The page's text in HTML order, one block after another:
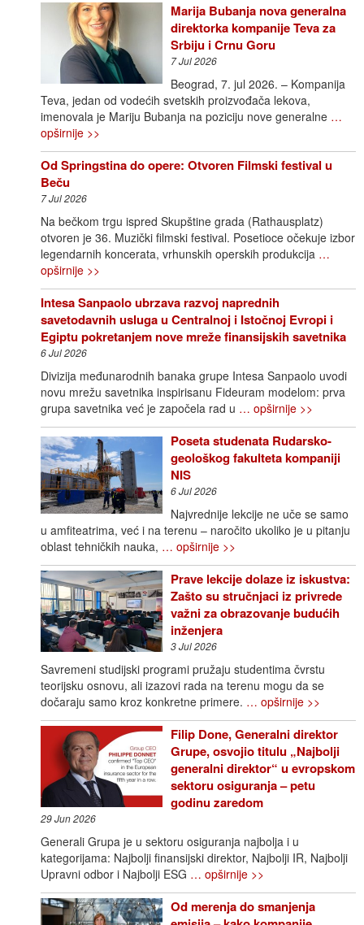
Marija Bubanja nova generalna
direktorka kompanije Teva za
Srbiju i Crnu Goru
7 Jul 2026
Beograd, 7. jul 2026. – Kompanija
Teva, jedan od vodećih svetskih proizvođača lekova,
imenovala je Mariju Bubanja na poziciju nove generalne …
opširnije >>
Od Springstina do opere: Otvoren Filmski festival u
Beču
7 Jul 2026
Na bečkom trgu ispred Skupštine grada (Rathausplatz)
otvoren je 36. Muzički filmski festival. Posetioce očekuje izbor
legendarnih koncerata, vrhunskih operskih produkcija …
opširnije >>
Intesa Sanpaolo ubrzava razvoj naprednih
savetodavnih usluga u Centralnoj i Istočnoj Evropi i
Egiptu pokretanjem nove mreže finansijskih savetnika
6 Jul 2026
Divizija međunarodnih banaka grupe Intesa Sanpaolo uvodi
novu mrežu savetnika inspirisanu Fideuram modelom: prva
grupa savetnika već je započela rad u … opširnije >>
Poseta studenata Rudarsko-
geološkog fakulteta kompaniji
NIS
6 Jul 2026
Najvrednije lekcije ne uče se samo
u amfiteatrima, već i na terenu – naročito ukoliko je u pitanju
oblast tehničkih nauka, … opširnije >>
Prave lekcije dolaze iz iskustva:
Zašto su stručnjaci iz privrede
važni za obrazovanje budućih
inženjera
3 Jul 2026
Savremeni studijski programi pružaju studentima čvrstu
teorijsku osnovu, ali izazovi rada na terenu mogu da se
dočaraju samo kroz konkretne primere. … opširnije >>
Filip Done, Generalni direktor
Grupe, osvojio titulu „Najbolji
generalni direktor“ u evropskom
sektoru osiguranja – petu
godinu zaredom
29 Jun 2026
Generali Grupa je u sektoru osiguranja najbolja i u
kategorijama: Najbolji finansijski direktor, Najbolji IR, Najbolji
Upravni odbor i Najbolji ESG … opširnije >>
Od merenja do smanjenja